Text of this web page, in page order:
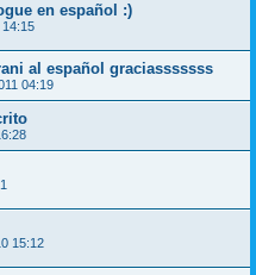
en español :)
14:15
al español graciasssssss
04:19
15:12